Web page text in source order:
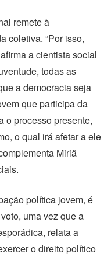
remete à
coletiva. “Por isso,
a cientista social
todas as
a democracia seja
que participa da
o processo presente,
o qual irá afetar a ele
Miriã
política jovem, é
uma vez que a
relata a
o direito político